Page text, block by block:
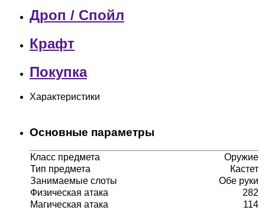
Дроп / Спойл
Крафт
Покупка
Характеристики
Основные параметры
Класс предмета
Оружие
Тип предмета
Кастет
Занимаемые слоты
Обе руки
Физическая атака
282
Магическая атака
114